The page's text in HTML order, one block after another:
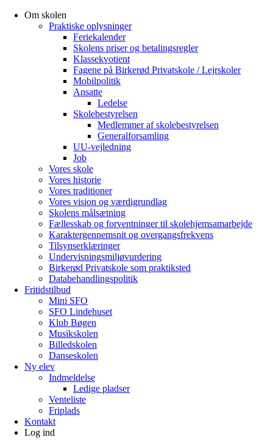
Om skolen
Praktiske oplysninger
Feriekalender
Skolens priser og betalingsregler
Klassekvotient
Fagene på Birkerød Privatskole / Lejrskoler
Mobilpolitik
Ansatte
Ledelse
Skolebestyrelsen
Medlemmer af skolebestyrelsen
Generalforsamling
UU-vejledning
Job
Vores skole
Vores historie
Vores traditioner
Vores vision og værdigrundlag
Skolens målsætning
Fællesskab og forventninger til skolehjemsamarbejde
Karaktergennemsnit og overgangsfrekvens
Tilsynserklæringer
Undervisningsmiljøvurdering
Birkerød Privatskole som praktiksted
Databehandlingspolitik
Fritidstilbud
Mini SFO
SFO Lindehuset
Klub Bøgen
Musikskolen
Billedskolen
Danseskolen
Ny elev
Indmeldelse
Ledige pladser
Venteliste
Friplads
Kontakt
Log ind